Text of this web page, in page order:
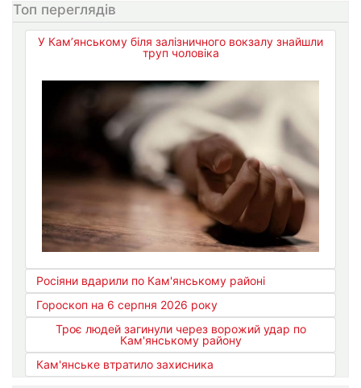
Топ переглядів
У Кам’янському біля залізничного вокзалу знайшли
труп чоловіка
Росіяни вдарили по Кам'янському районі
Гороскоп на 6 серпня 2026 року
Троє людей загинули через ворожий удар по
Кам'янському району
Кам'янське втратило захисника